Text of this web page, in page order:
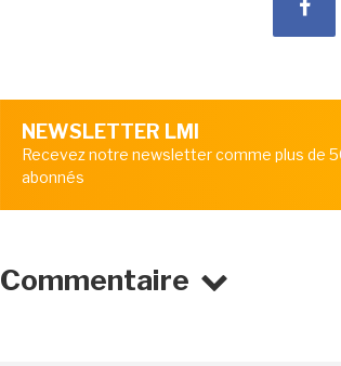
NEWSLETTER LMI
Recevez notre newsletter comme plus de
abonnés
Commentaire